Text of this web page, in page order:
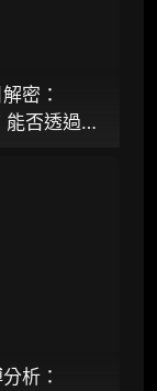
密：
能否透過搭
析：